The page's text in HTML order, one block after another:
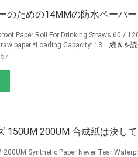
のための14MMの防水ペーパ
Paper Roll For Drinking Straws 60 /
paper *Loading Capacity: 13... 続きを
150UM 200UM 合成紙は決し
200UM Synthetic Paper Never Tear